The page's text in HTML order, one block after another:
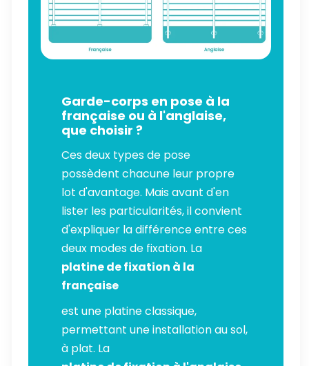
Garde-corps en pose à la
française ou à l'anglaise,
que choisir ?
Ces deux types de pose
possèdent chacune leur propre
lot d'avantage. Mais avant d'en
lister les particularités, il convient
d'expliquer la différence entre ces
deux modes de fixation. La
platine de fixation à la
française
est une platine classique,
permettant une installation au sol,
à plat. La